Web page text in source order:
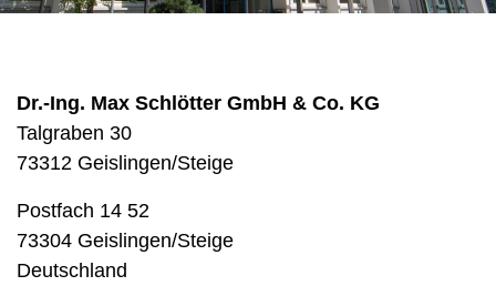
Dr.-Ing. Max Schlötter GmbH & Co. KG
Talgraben 30
73312 Geislingen/Steige
Postfach 14 52
73304 Geislingen/Steige
Deutschland